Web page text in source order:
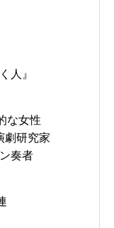
人』
な女性
劇研究家
奏者